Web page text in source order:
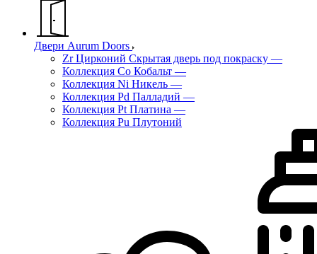
Двери Aurum Doors
Zr Цирконий Скрытая дверь под покраску —
Коллекция Co Кобальт —
Коллекция Ni Никель —
Коллекция Pd Палладий —
Коллекция Pt Платина —
Коллекция Pu Плутоний